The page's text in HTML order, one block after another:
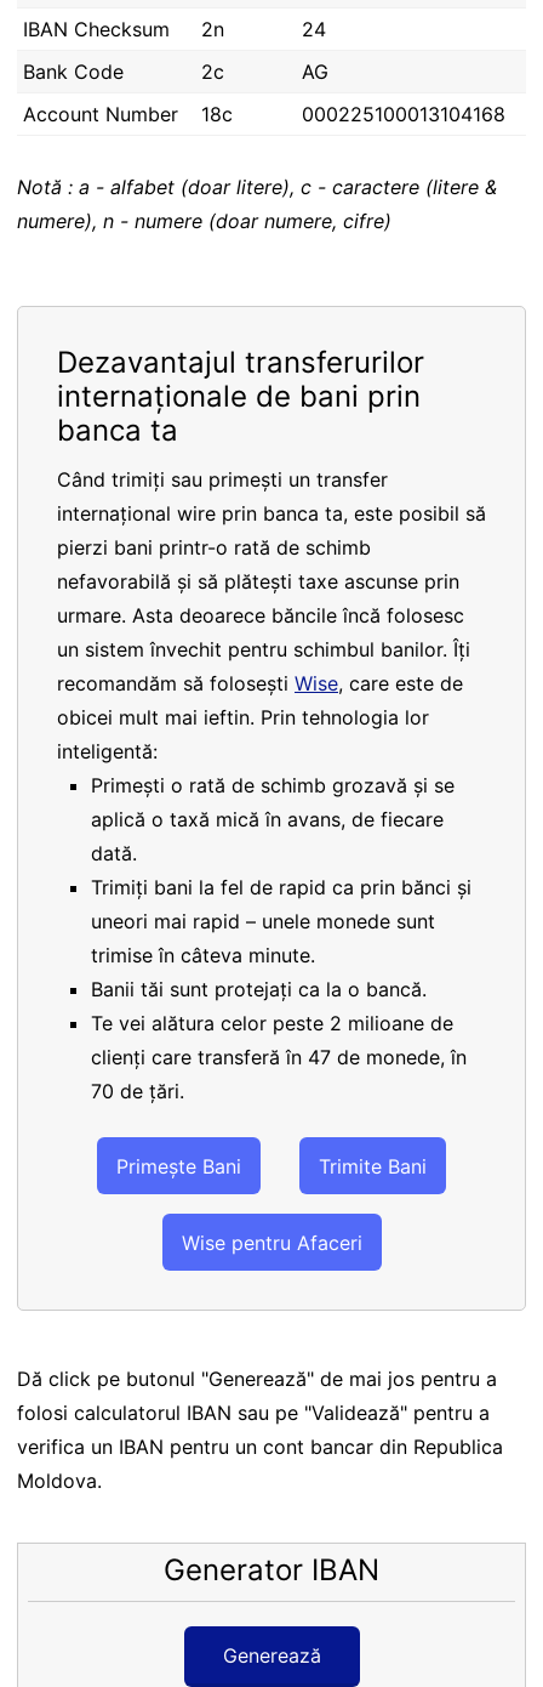
IBAN Checksum
2n
24
Bank Code
2c
AG
Account Number
18c 000225100013104168
Notă : a - alfabet (doar litere), c - caractere (litere &
numere), n - numere (doar numere, cifre)
Dezavantajul transferurilor
internaționale de bani prin
banca ta
Când trimiți sau primești un transfer
internațional wire prin banca ta, este posibil să
pierzi bani printr-o rată de schimb
nefavorabilă și să plătești taxe ascunse prin
urmare. Asta deoarece băncile încă folosesc
un sistem învechit pentru schimbul banilor. Îți
recomandăm să folosești Wise, care este de
obicei mult mai ieftin. Prin tehnologia lor
inteligentă:
Primești o rată de schimb grozavă și se
aplică o taxă mică în avans, de fiecare
dată.
Trimiți bani la fel de rapid ca prin bănci și
uneori mai rapid – unele monede sunt
trimise în câteva minute.
Banii tăi sunt protejați ca la o bancă.
Te vei alătura celor peste 2 milioane de
clienți care transferă în 47 de monede, în
70 de țări.
Primește Bani Trimite Bani
Wise pentru Afaceri
Dă click pe butonul "Generează" de mai jos pentru a
folosi calculatorul IBAN sau pe "Validează" pentru a
verifica un IBAN pentru un cont bancar din Republica
Moldova.
Generator IBAN
Generează